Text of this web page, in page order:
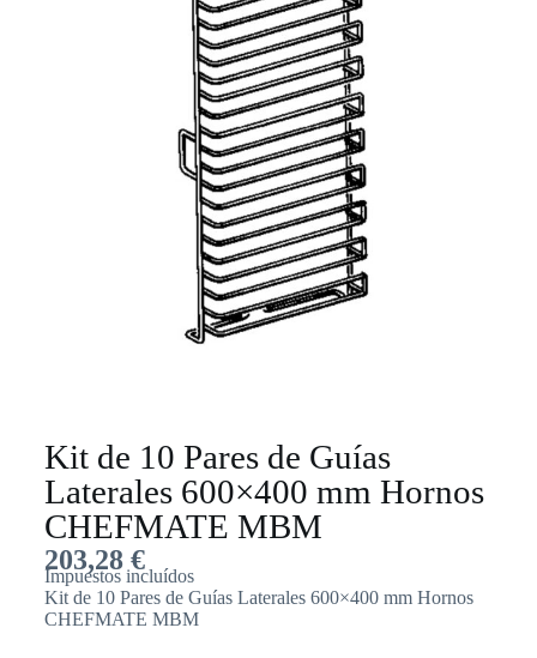
Kit de 10 Pares de Guías
Laterales 600×400 mm Hornos
CHEFMATE MBM
203,28 €
Impuestos incluídos
Kit de 10 Pares de Guías Laterales 600×400 mm Hornos
CHEFMATE MBM